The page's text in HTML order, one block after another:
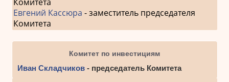
Евгений Кассюра - заместитель председателя
Комитета
Комитет по инвестициям
Иван Складчиков- председатель Комитета